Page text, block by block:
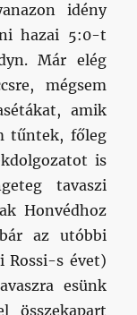
idény
hazai 5:0-t
Már elég
mégsem
amik
tűntek, főleg
is
tavaszi
Honvédhoz
az utóbbi
Rossi-s évet)
esünk
összekapart